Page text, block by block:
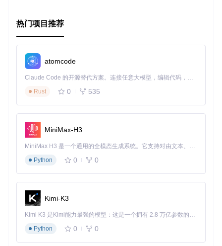
专注力: 不需打开浏览器，减少分心。
跨平台
自定义: 可配置代理设置，适应各种网络环境。
易用性: 界面简洁，易于上手。
下载与支持🛠️
立即下载适用于 MacOS、Windows 或 Linux 的最新版本，并
通过 Homebrew Cask 在 MacOS 上安装。如果你遇到问题，
别忘了查看 Github 上的文档和提交问题报告。
让我们一起体验 Tweet Tray 带来的高效且愉快的推特之旅
吧！
立即下载
如果你是开发爱好者，欢迎参与到项目的开发中来，一起贡献
代码，推动其不断进步！
热门项目推荐
atomcode
Claude Code 的开源替代方案。连接任意大模型，编辑代码，运行命令，自动验证 — 全自动执行。用 Rust 构建，极致性能。 ｜ An open-source alternative to Claude Code. Connect any LLM, edit code, run commands, and verify changes — autonomously. Built in Rust for speed. Get Started
Rust
0 535
MiniMax-H3
MiniMax H3 是一个通用的全模态生成系统。它支持对由文本、图像、视频和音频组成的多模态上下文进行统一理解，并能生成分辨率高达 2K、时长可达 15 秒的带原生立体声音频的视频。得益于面向任务泛化的系统设计，H3 在预训练阶段就已具备广泛的多模态上下文理解与生成能力，能够出色地执行复杂的多模态指令。
Python
0 0
Kimi-K3
Kimi K3 是Kimi能力最强的模型：这是一个拥有 2.8 万亿参数的混合专家（MoE）模型，具备原生视觉理解能力，并支持 100 万 token 的上下文窗口。
Python
0 0